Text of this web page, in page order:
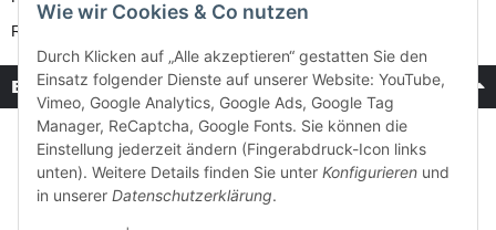
Retouren-Service
Bezahlung & Versand
Wie wir Cookies & Co nutzen
Durch Klicken auf „Alle akzeptieren“ gestatten Sie den
Einsatz folgender Dienste auf unserer Website: YouTube,
Vimeo, Google Analytics, Google Ads, Google Tag
Manager, ReCaptcha, Google Fonts. Sie können die
Einstellung jederzeit ändern (Fingerabdruck-Icon links
unten). Weitere Details finden Sie unter Konfigurieren und
in unserer Datenschutzerklärung.